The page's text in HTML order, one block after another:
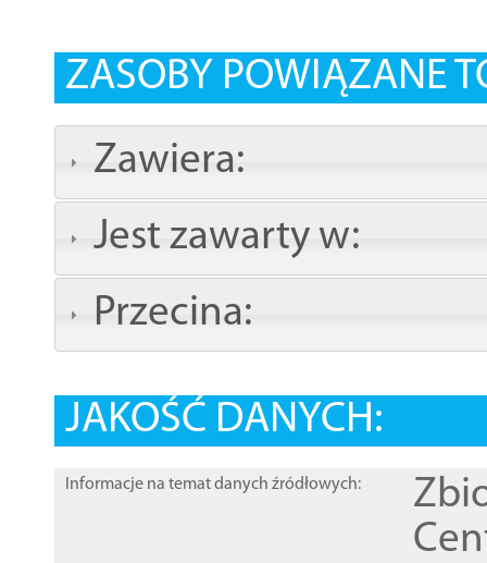
ZASOBY POWIĄZANE
Zawiera:
Jest zawarty w:
Przecina:
JAKOŚĆ DANYCH:
Informacje na temat danych źródłowych: